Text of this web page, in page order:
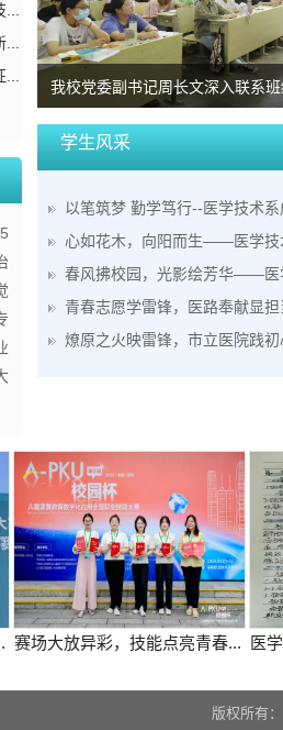
我校党委副书记周长文深入联系
学生风采
以笔筑梦 勤学笃行--医学技术
心如花木，向阳而生——医学技
春风拂校园，光影绘芳华——医
青春志愿学雷锋，医路奉献显
燎原之火映雷锋，市立医院践初
场大放异彩，技能点亮青春... 医学
版权所有